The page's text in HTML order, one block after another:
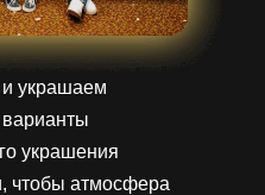
украшаем
украшения
чтобы атмосфера